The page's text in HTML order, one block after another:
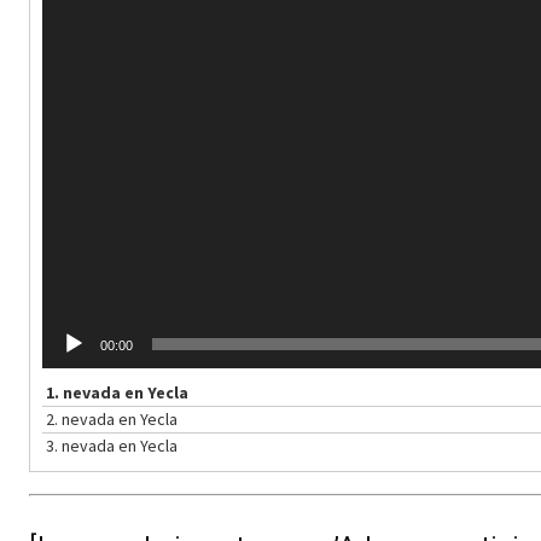
00:00
1. nevada en Yecla
2. nevada en Yecla
3. nevada en Yecla